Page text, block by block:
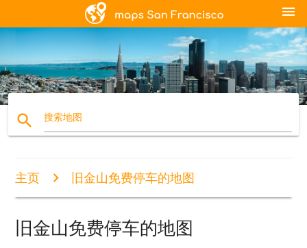
menu
search 搜索地图
主页 旧金山免费停车的地图
旧金山免费停车的地图